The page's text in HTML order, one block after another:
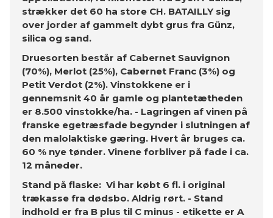
strækker det 60 ha store CH. BATAILLY sig
over jorder af gammelt dybt grus fra Günz,
silica og sand.
Druesorten består af Cabernet Sauvignon
(70%), Merlot (25%), Cabernet Franc (3%) og
Petit Verdot (2%). Vinstokkene er i
gennemsnit 40 år gamle og plantetætheden
er 8.500 vinstokke/ha. - Lagringen af ​​vinen på
franske egetræsfade begynder i slutningen af
​​den malolaktiske gæring. Hvert år bruges ca.
60 % nye tønder. Vinene forbliver på fade i ca.
12 måneder.
Stand på flaske: Vi har købt 6 fl. i original
trækasse fra dødsbo. Aldrig rørt. - Stand
indhold er fra B plus til C minus - etikette er A